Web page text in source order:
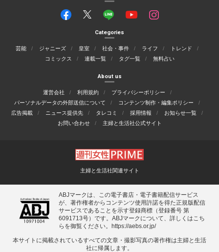
Categories
芸能 ジャニーズ 皇室 社会・事件 ライフ
トレンド
コミックス
連載一覧 タグ一覧 無料占い
About us
運営会社 利用規約
プライバシーポリシー
パーソナルデータの外部送信について
コンテンツ制作・編集ポリシー
広告掲載
ニュース提供先 タレコミ 採用情報
お知らせ一覧
お問い合わせ
主婦と生活社公式サイト
主婦と生活社関連サイト
ABJマークは、この電子書店・電子書籍配信サービス
が、著作権者からコンテンツ使用許諾を得た正規版配信
サービスであることを示す登録商標（登録番号 第
6091713号）です。ABJマークについて、詳しくはこち
らを御覧ください。
https://aebs.or.jp/
本サイトに掲載されているすべての⽂章・撮影写真の著作権は主婦と⽣活
社に帰属します。